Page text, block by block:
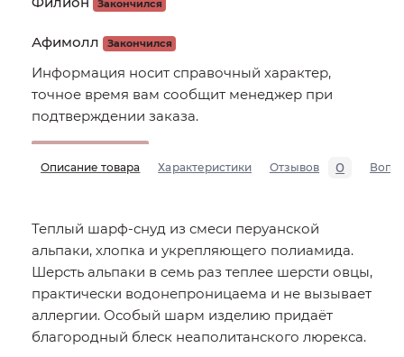
Закончился
Афимолл Закончился
Информация носит справочный характер,
точное время вам сообщит менеджер при
подтверждении заказа.
Описание товара Характеристики Отзывов 0
Теплый шарф-снуд из смеси перуанской
альпаки, хлопка и укрепляющего полиамида.
Шерсть альпаки в семь раз теплее шерсти овцы,
практически водонепроницаема и не вызывает
аллергии. Особый шарм изделию придаёт
благородный блеск неаполитанского люрекса.